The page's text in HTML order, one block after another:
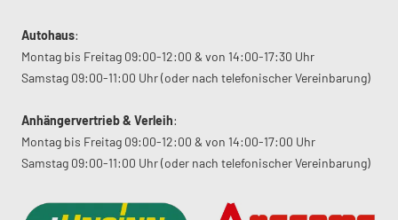
Autohaus:
Montag bis Freitag 09:00-12:00 & von 14:00-17:30 Uhr
Samstag 09:00-11:00 Uhr (oder nach telefonischer Vereinbarung)
Anhängervertrieb & Verleih:
Montag bis Freitag 09:00-12:00 & von 14:00-17:00 Uhr
Samstag 09:00-11:00 Uhr (oder nach telefonischer Vereinbarung)